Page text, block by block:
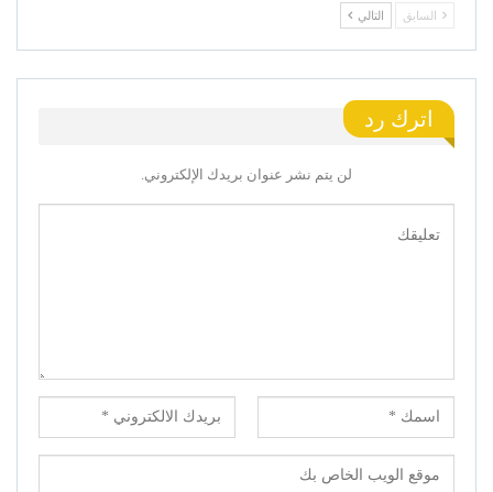
السابق التالي
اترك رد
لن يتم نشر عنوان بريدك الإلكتروني.